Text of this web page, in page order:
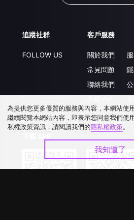
追蹤社群
FOLLOW US
客戶服務
關於我們
常見問題
聯絡我們
為提供您更多優質的服務與內容，本網站使
繼續閱覽本網站內容，即表示您同意我們使
私權政策資訊，請閱讀我們的隱私權政策。
我知道了